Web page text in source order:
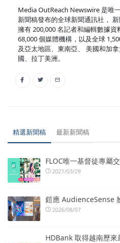
Media OutReach Newswire 是唯
新聞稿發布的全球新聞通訊社，
擁有 200,000 名記者和編輯數據資
68,000 個媒體機構，以及全球
及亞太地區、東南亞、 美國和加
國、拉丁美洲。
精選新聞稿 最新新聞稿
FLOC唯一基督徒專屬
2021/03/29
鎧應 AudienceSense
2026/08/07
HDBank 取得越南歷